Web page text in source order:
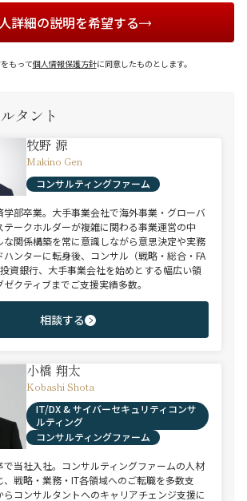
詳細の説明を希望する
もって個人情報保護方針に同意したものとします。
タント
牧野 源
Makino Gen
コンサルティングファーム
学部卒業。大手事業会社で海外事業・グローバ
テークホルダーが複雑に関わる事業運営の中
な関係構築を常に意識しながら意思決定や実務
ハンターに転身後、コンサル（戦略・総合・FA
資銀行、大手事業会社を始めとする幅広い領
クティブまでご支援実績多数。
相談する
小橋 翔太
Kobashi Shota
IT/DX & サイバーセキュリティコンサ
ルティング
コンサルティングファーム
で当社入社。コンサルティングファームの人材
戦略・業務・IT各領域へのご転職を多数支
コンサルタントへのキャリアチェンジ支援に